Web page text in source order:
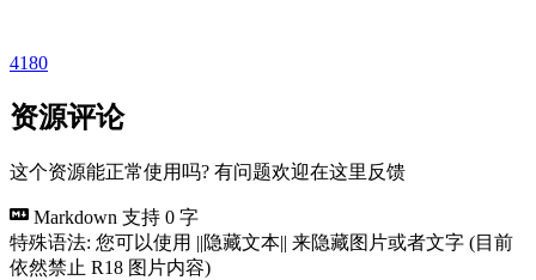
4180
资源评论
这个资源能正常使用吗? 有问题欢迎在这里反馈
Markdown 支持 0 字
特殊语法: 您可以使用 ||隐藏文本|| 来隐藏图片或者文字 (目前
依然禁止 R18 图片内容)